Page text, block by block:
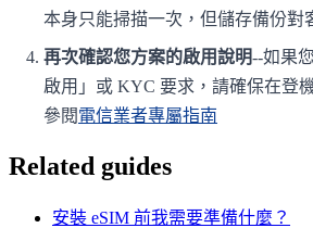
本身只能掃描一次，但儲存備份對
再次確認您方案的啟用說明--如果
啟用」或 KYC 要求，請確保在登
參閱電信業者專屬指南
Related guides
安裝 eSIM 前我需要準備什麼？